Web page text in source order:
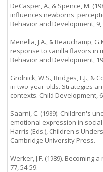
DeCasper, A., & Spence, M.
influences newborns'
Behavior and Development, 9,
Menella, J.A., & Beauchamp,
response to vanilla flavors in
Behavior and Development,
Grolnick, W.S., Bridges, L.J., &
in two-year-olds: Strategies
contexts. Child Development,
Saarni, C. (1989). Children's
emotional expression in social
Harris (Eds.), Children's
Cambridge University Press.
Werker, J.F. (1989). Becoming
77, 54-59.